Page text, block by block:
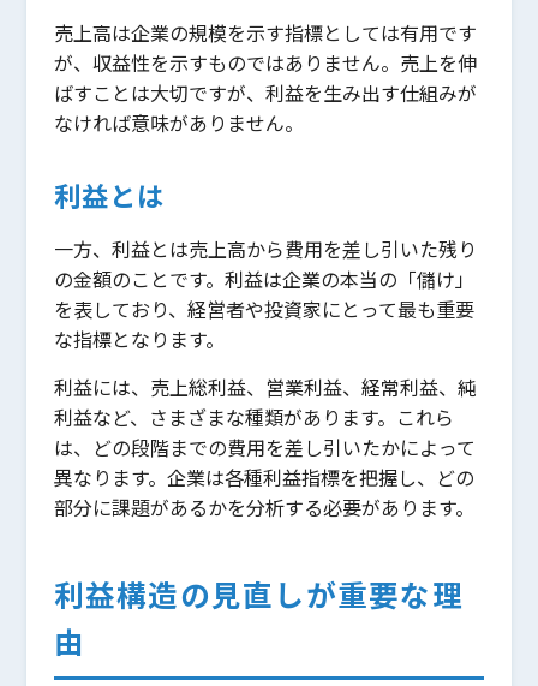
売上高は企業の規模を示す指標としては有用です
が、収益性を示すものではありません。売上を伸
ばすことは大切ですが、利益を生み出す仕組みが
なければ意味がありません。
利益とは
一方、利益とは売上高から費用を差し引いた残り
の金額のことです。利益は企業の本当の「儲け」
を表しており、経営者や投資家にとって最も重要
な指標となります。
利益には、売上総利益、営業利益、経常利益、純
利益など、さまざまな種類があります。これら
は、どの段階までの費用を差し引いたかによって
異なります。企業は各種利益指標を把握し、どの
部分に課題があるかを分析する必要があります。
利益構造の見直しが重要な理
由